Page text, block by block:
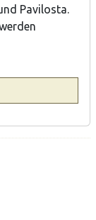
Pavilosta.